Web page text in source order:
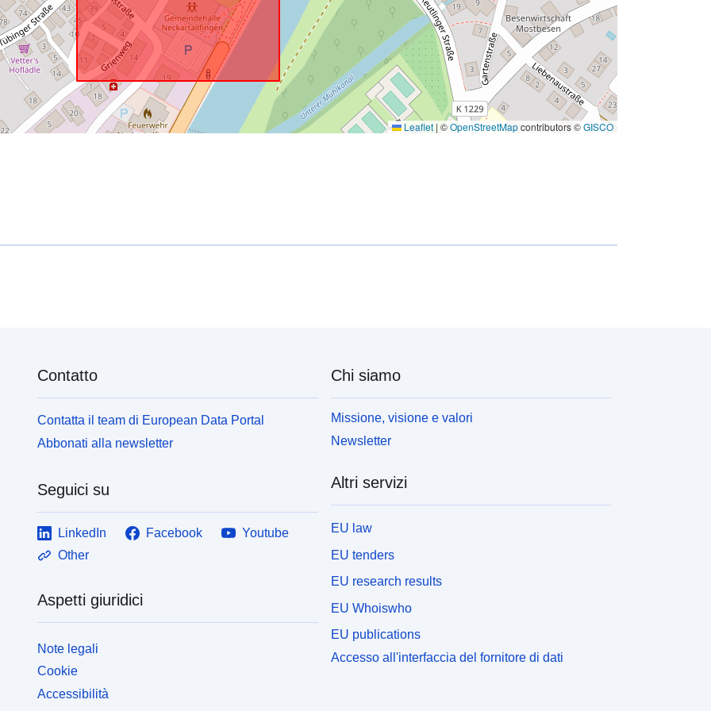
Leaflet | ©OpenStreetMapcontributors ©GISCO
Contatto
Contatta il team di European Data Portal
Abbonati alla newsletter
Seguici su
LinkedIn Facebook
Youtube
Other
Aspetti giuridici
Note legali
Cookie
Accessibilità
Chi siamo
Missione, visione e valori
Newsletter
Altri servizi
EU law
EU tenders
EU research results
EU Whoiswho
EU publications
Accesso all'interfaccia del fornitore di dati